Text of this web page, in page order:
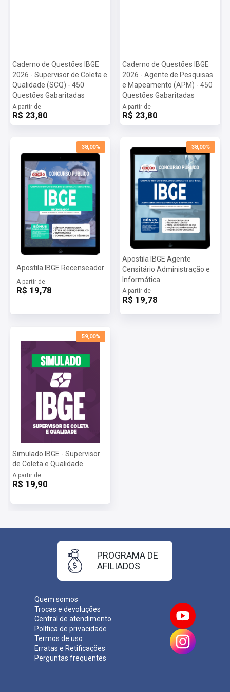
Caderno de Questões IBGE
2026 - Supervisor de Coleta e
Qualidade (SCQ) - 450
Questões Gabaritadas
A partir de
R$ 23,80
Caderno de Questões IBGE
2026 - Agente de Pesquisas
e Mapeamento (APM) - 450
Questões Gabaritadas
A partir de
R$ 23,80
38,00%
Apostila IBGE Recenseador
A partir de
R$ 19,78
38,00%
Apostila IBGE Agente
Censitário Administração e
Informática
A partir de
R$ 19,78
59,00%
Simulado IBGE - Supervisor
de Coleta e Qualidade
A partir de
R$ 19,90
Quem somos
Trocas e devoluções
Central de atendimento
Política de privacidade
Termos de uso
Erratas e Retificações
Perguntas frequentes
PROGRAMA DE
AFILIADOS